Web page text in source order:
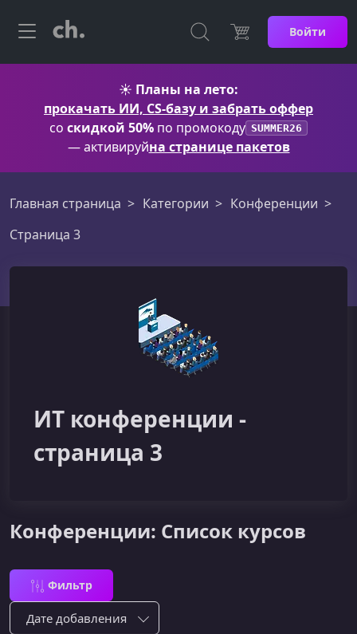
Войти
☀️ Планы на лето:
прокачать ИИ, CS-базу и забрать оффер
со скидкой 50% по промокоду SUMMER26
— активируйна странице пакетов
Главная страница Категории
Конференции
Страница 3
ИТ конференции -
страница 3
Конференции: Список курсов
Фильтр
Сортировка по: